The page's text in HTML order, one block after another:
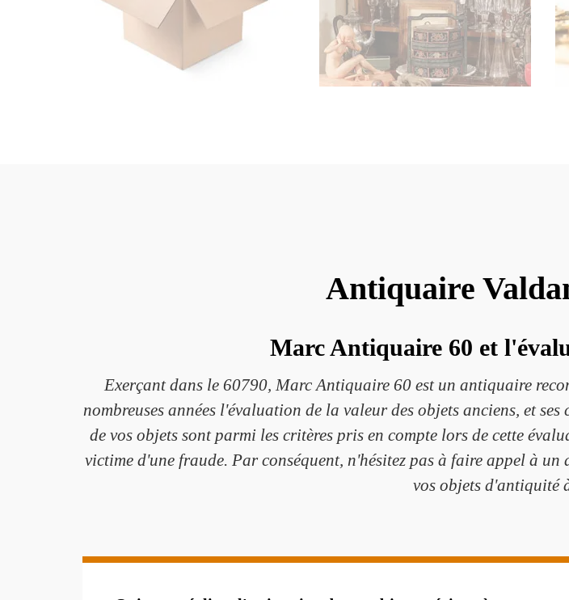
Antiquaire
Marc Antiquaire 60 et
Exerçant dans le 60790, Marc Antiquaire 60 est un antiquaire
nombreuses années l'évaluation de la valeur des objets anciens, et
de vos objets sont parmi les critères pris en compte lors de cette
victime d'une fraude. Par conséquent, n'hésitez pas à faire appel à
vos objets d'antiquité